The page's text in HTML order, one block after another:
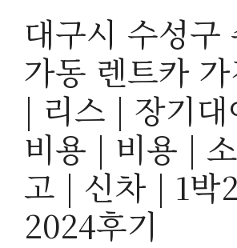
대구시 수성구
가동 렌트카
| 리스 | 장기대
비용 | 비용 |
고 | 신차 | 1박
2024후기